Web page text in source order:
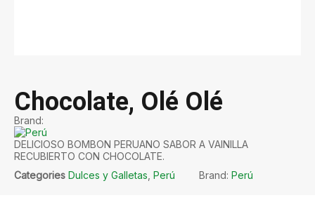
Chocolate, Olé Olé
Brand:
DELICIOSO BOMBON PERUANO SABOR A VAINILLA
RECUBIERTO CON CHOCOLATE.
Categories Dulces y Galletas Perú Brand: Perú